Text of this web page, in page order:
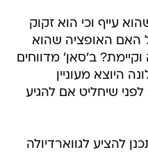
עייף וכי הוא זקוק
האם האופציה שהוא
ב'סאן' מדווחים
היוצא מעוניין
שיחליט אם להגיע
להציע לגווארדיולה